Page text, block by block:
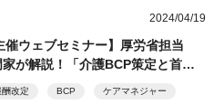
2024/04/19
催ウェブセミナー】厚労省担当
が解説！「介護BCP策定と首都
トラフ地震への対策」☆参加無料、
改定 BCP ケアマネジャー